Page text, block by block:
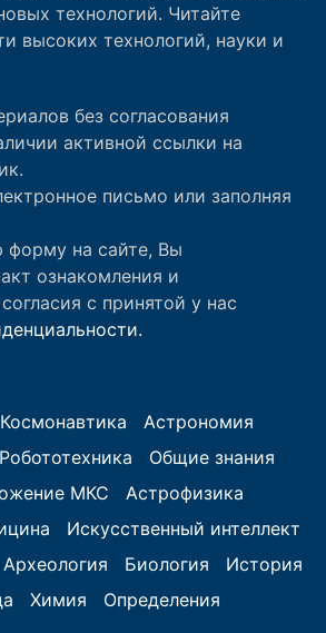
технологий. Читайте
высоких технологий, науки и
без согласования
активной ссылки на
письмо или заполняя
форму на сайте, Вы
ознакомления и
с принятой у нас
Космонавтика
Астрономия
Робототехника
Общие знания
МКС
Астрофизика
Искусственный интеллект
Археология Биология
История
Химия Определения